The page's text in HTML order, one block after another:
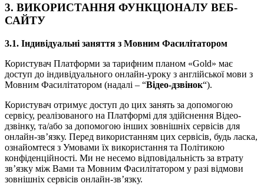
3. ВИКОРИСТАННЯ ФУНКЦІОНАЛУ ВЕБ-
САЙТУ
3.1. Індивідуальні заняття з Мовним Фасилітатором
Користувач Платформи за тарифним планом «Gold» має
доступ до індивідуального онлайн-уроку з англійської мови з
Мовним Фасилітатором (надалі – “Відео-дзвінок“).
Користувач отримує доступ до цих занять за допомогою
сервісу, реалізованого на Платформі для здійснення Відео-
дзвінку, та/або за допомогою інших зовнішніх сервісів для
онлайн-зв’язку. Перед використанням цих сервісів, будь ласка,
ознайомтеся з Умовами їх використання та Політикою
конфіденційності. Ми не несемо відповідальність за втрату
зв’язку між Вами та Мовним Фасилітатором у разі відмови
зовнішніх сервісів онлайн-зв’язку.